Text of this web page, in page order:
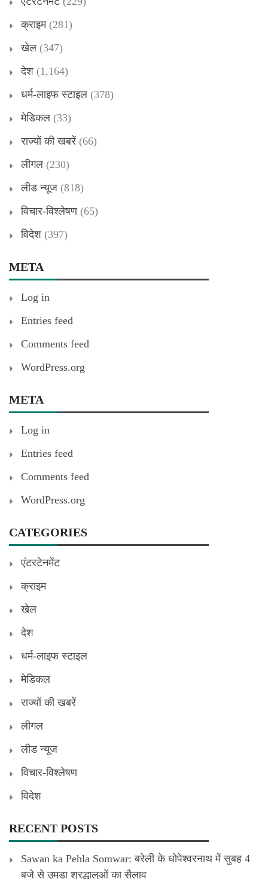
क्राइम(281)
खेल (347)
देश (1,164)
धर्म-लाइफ स्टाइल (378)
मेडिकल (33)
राज्यों की खबरें (66)
लीगल (230)
लीड न्यूज (818)
विचार-विश्लेषण(65)
विदेश (397)
META
Log in
Entries feed
Comments feed
WordPress.org
META
Log in
Entries feed
Comments feed
WordPress.org
CATEGORIES
एंटरटेनमेंट
क्राइम
खेल
देश
धर्म-लाइफ स्टाइल
मेडिकल
राज्यों की खबरें
लीगल
लीड न्यूज
विचार-विश्लेषण
विदेश
RECENT POSTS
Sawan ka Pehla Somwar: बरेली के धोपेश्वरनाथ में सुबह 4
बजे से उमड़ा श्रद्धालुओं का सैलाव